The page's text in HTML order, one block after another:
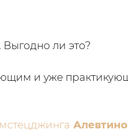
ли это?
и уже